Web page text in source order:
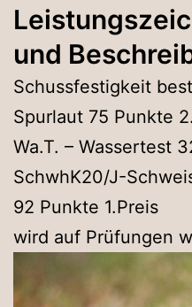
und
Schussfestigkeit
Spurlaut 75 Punkte
Wa.T. – Wassertest
SchwhK20/J-
92 Punkte 1.Preis
wird auf Prüfungen